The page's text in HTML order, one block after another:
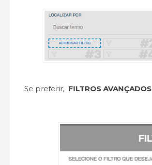
Se preferir, FILTROS AVANÇADOS